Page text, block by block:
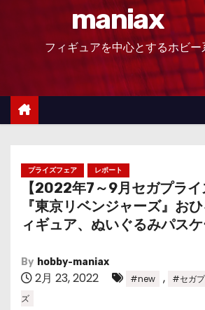
maniax
フィギュアを中心とするホビ
プライズフェア レポート
【2022年7～9月セガプライ
『東京リベンジャーズ』お
ィギュア、ぬいぐるみパス
By hobby-maniax
2月 23, 2022 #new , #セガ
ズ